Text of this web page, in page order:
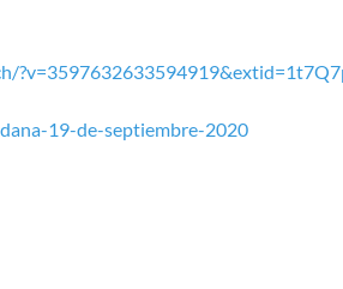
19-de-septiembre-2020